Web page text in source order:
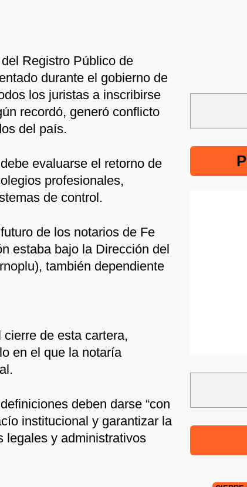
Registro Público de
durante el gobierno de
los juristas a inscribirse
recordó, generó conflicto
del país.
evaluarse el retorno de
profesionales,
de control.
de los notarios de Fe
estaba bajo la Dirección del
también dependiente
de esta cartera,
en el que la notaría
deben darse “con
institucional y garantizar la
legales y administrativos